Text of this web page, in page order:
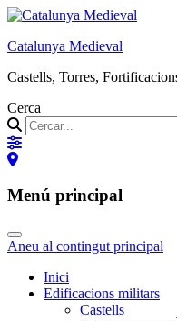
Catalunya Medieval
Castells, Torres,
Cerca
Menú principal
Aneu al contingut principal
Inici
Edificacions militars
Castells